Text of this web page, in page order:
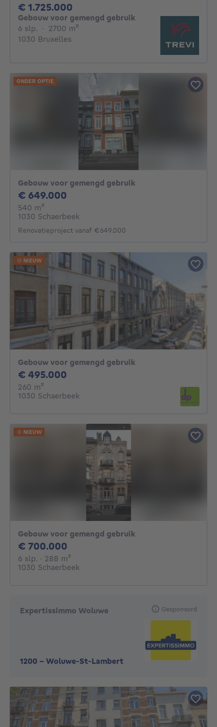
€ 1.725.000
Gebouw voor gemengd gebruik
6 slp. 6 slaapkamers
· 2700 m²
1030 Bruxelles
Gebouw voor gemengd gebruik
€ 649.000
540 m²
1030 Schaerbeek
Renovatieproject vanaf €649.000
ONDER OPTIE
Gebouw voor gemengd gebruik
€ 495.000
260 m²
1030 Schaerbeek
NIEUW
Gebouw voor gemengd gebruik
€ 700.000
6 slp. 6 slaapkamers
· 288 m²
1030 Schaerbeek
NIEUW
Expertissimmo Woluwe
1200 - Woluwe-St-Lambert
Gesponsord